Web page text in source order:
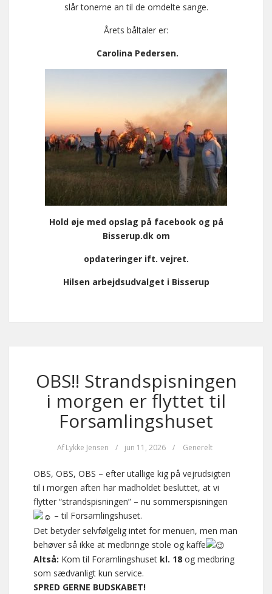
slår tonerne an til de omdelte sange.
Årets båltaler er:
Carolina Pedersen.
Hold øje med opslag på facebook og på
Bisserup.dk om
opdateringer ift. vejret.
Hilsen arbejdsudvalget i Bisserup
OBS!! Strandspisningen
i morgen er flyttet til
Forsamlingshuset
Af Lykke Jensen / jun 11, 2026 / Generelt
OBS, OBS, OBS – efter utallige kig på vejrudsigten
til i morgen aften har madholdet besluttet, at vi
flytter “strandspisningen” – nu sommerspisningen
– til Forsamlingshuset.
Det betyder selvfølgelig intet for menuen, men man
behøver så ikke at medbringe stole og kaffe
Altså: Kom til Foramlingshuset kl. 18 og medbring
som sædvanligt kun service.
SPRED GERNE BUDSKABET!